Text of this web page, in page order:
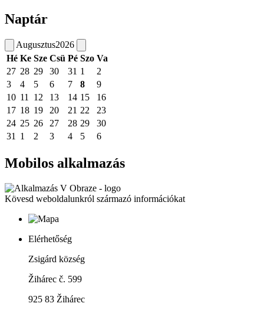
Naptár
Augusztus2026
Hé Ke Sze Csü Pé Szo Va
27 28 29 30 31 1
2
3
4 5 6 7 8
9
10 11 12 13 14 15
16
17 18 19 20 21 22
23
24 25 26 27 28 29
30
31
1 2 3 4 5 6
Mobilos alkalmazás
Kövesd weboldalunkról származó információkat
Elérhetőség
Zsigárd község
Žihárec č. 599
925 83 Žihárec